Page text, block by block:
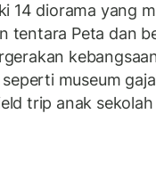
14 diorama yang
tentara Peta dan
museum
trip anak